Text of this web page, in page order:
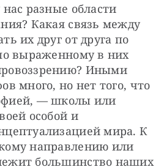
разные области
Какая связь между
их друг от друга по
выраженному в них
Иными
много, но нет того, что
— школы или
особой и
мира. К
направлению или
большинство наших